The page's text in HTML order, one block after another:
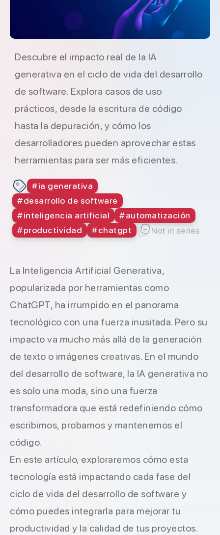
Descubre el impacto real de la IA
generativa en el ciclo de vida del desarrollo
de software. Explora casos de uso
prácticos, desde la escritura de código
hasta la depuración, y cómo los
desarrolladores pueden aprovechar estas
herramientas para ser más eficientes.
#ia generativa
#desarrollo de software
#inteligencia artificial #automatización
#productividad #chatgpt Not in series
La Inteligencia Artificial Generativa,
popularizada por herramientas como
ChatGPT, ha irrumpido en el panorama
tecnológico con una fuerza inusitada. Pero su
impacto va mucho más allá de la generación
de texto o imágenes creativas. En el mundo
del desarrollo de software, la IA generativa no
es solo una moda, sino una fuerza
transformadora que está redefiniendo cómo
escribimos, probamos y mantenemos el
código.
En este artículo, exploraremos cómo esta
tecnología está impactando cada fase del
ciclo de vida del desarrollo de software y
cómo puedes integrarla para mejorar tu
productividad y la calidad de tus proyectos.